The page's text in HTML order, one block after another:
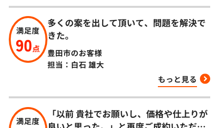
満足度
90点
多くの案を出して頂いて、問題を解決で
きた。
豊田市のお客様
担当：白石 雄大
もっと見る
満足度
「以前 貴社でお願いし、価格や仕上りが